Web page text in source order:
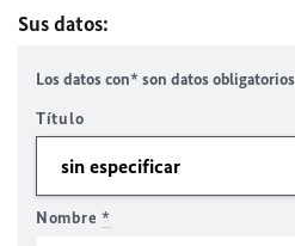
Sus datos:
Los datos con* son datos obligatorios
Título
Nombre *